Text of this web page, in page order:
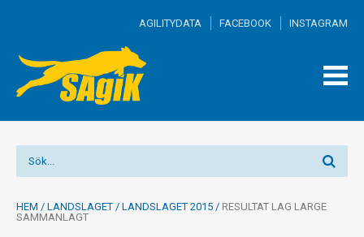
AGILITYDATA FACEBOOK INSTAGRAM
HEM / LANDSLAGET / LANDSLAGET 2015 / RESULTAT LAG LARGE
SAMMANLAGT